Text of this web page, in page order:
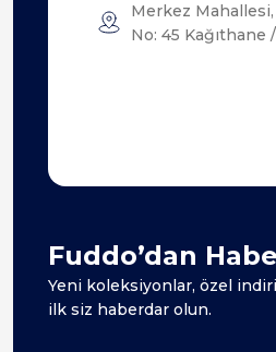
Merkez
No: 45 Kağıthane
Fuddo’dan
Yeni koleksiyonlar, özel
ilk siz haberdar olun.